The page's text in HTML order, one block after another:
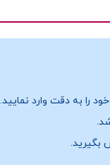
را به دقت وارد نمایید.
بگیرید.